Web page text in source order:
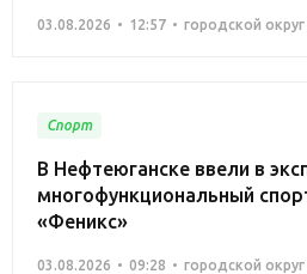
03.08.2026 12:57 городской округ
Спорт
В Нефтеюганске ввели в
многофункциональный
«Феникс»
03.08.2026 09:28 городской